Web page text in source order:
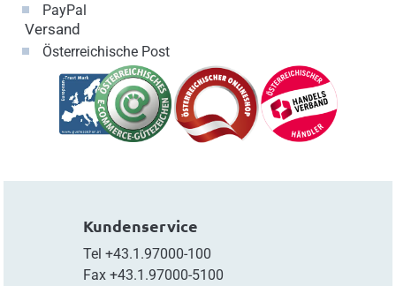
PayPal
Versand
Österreichische Post
Kundenservice
Tel +43.1.97000-100
Fax +43.1.97000-5100